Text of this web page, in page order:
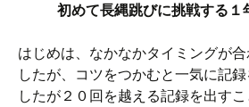
初めて長縄跳びに挑戦する１
はじめは、なかなかタイミングが
したが、コツをつかむと一気に記
したが２０回を越える記録を出す